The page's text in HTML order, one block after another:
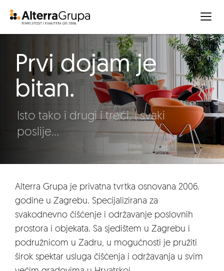
Prvi dojam je
bitan.
Isto tako i drugi i treći. I svaki
poslije...
Alterra Grupa je privatna tvrtka osnovana 2006.
godine u Zagrebu. Specijalizirana za
svakodnevno čišćenje i održavanje poslovnih
prostora i objekata. Sa sjedištem u Zagrebu i
podružnicom u Zadru, u mogućnosti je pružiti
širok spektar usluga čišćenja i održavanja u svim